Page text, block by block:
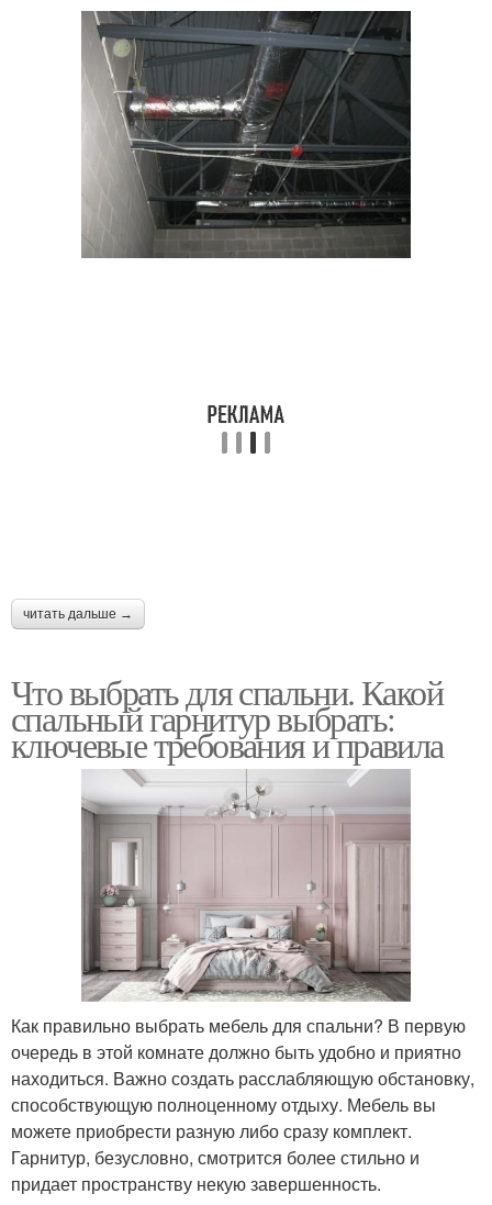
читать дальше →
Что выбрать для спальни. Какой
спальный гарнитур выбрать:
ключевые требования и правила
Как правильно выбрать мебель для спальни? В первую
очередь в этой комнате должно быть удобно и приятно
находиться. Важно создать расслабляющую обстановку,
способствующую полноценному отдыху. Мебель вы
можете приобрести разную либо сразу комплект.
Гарнитур, безусловно, смотрится более стильно и
придает пространству некую завершенность.